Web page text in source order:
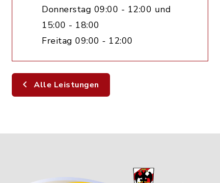
Donnerstag 09:00 - 12:00 und
15:00 - 18:00
Freitag 09:00 - 12:00
Alle Leistungen